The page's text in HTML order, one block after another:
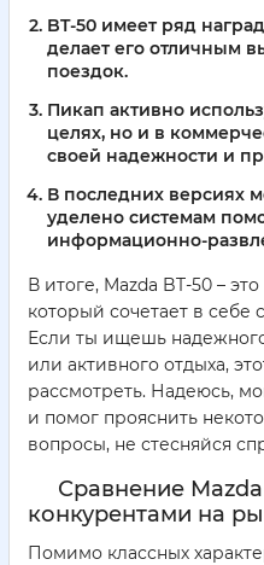
BT-50 имеет ряд
делает его отличным
поездок.
Пикап активно
целях, но и в
своей надежности и
В последних версиях
уделено системам
информационно-
В итоге, Mazda BT-50 –
который сочетает в
Если ты ищешь
или активного отдыха,
рассмотреть. Надеюсь,
и помог прояснить
вопросы, не стесняйся
Сравнение
конкурентами на
Помимо классных